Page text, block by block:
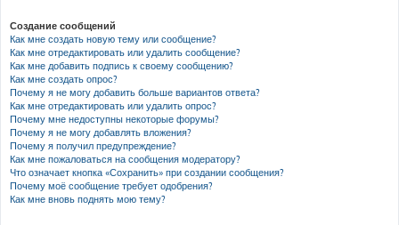
Создание сообщений
Как мне создать новую тему или сообщение?
Как мне отредактировать или удалить сообщение?
Как мне добавить подпись к своему сообщению?
Как мне создать опрос?
Почему я не могу добавить больше вариантов ответа?
Как мне отредактировать или удалить опрос?
Почему мне недоступны некоторые форумы?
Почему я не могу добавлять вложения?
Почему я получил предупреждение?
Как мне пожаловаться на сообщения модератору?
Что означает кнопка «Сохранить» при создании сообщения?
Почему моё сообщение требует одобрения?
Как мне вновь поднять мою тему?